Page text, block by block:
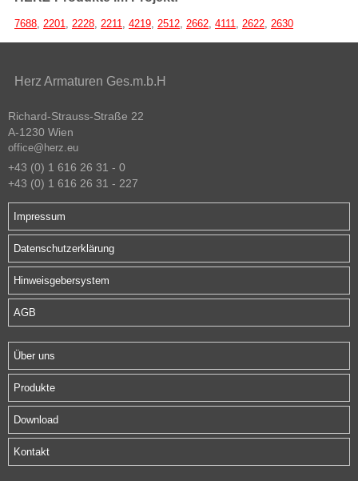
7688, 2201, 2228, 2211, 4219, 2512, 2662, 4111, 2622, 2630
Herz Armaturen Ges.m.b.H
Richard-Strauss-Straße 22
A-1230 Wien
office@herz.eu
+43 (0) 1 616 26 31 - 0
+43 (0) 1 616 26 31 - 227
Impressum
Datenschutzerklärung
Hinweisgebersystem
AGB
Über uns
Produkte
Download
Kontakt